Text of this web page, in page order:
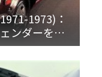
1973)：
ンダーを装